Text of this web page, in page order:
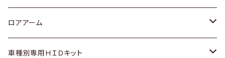
ダイハツ
マツダ
日産
ダイハツ
スズキ
日産
ホンダ
スズキ
トヨタ
ホンダ
ロアアーム
ホンダ
車種別専用ＨＩＤキット